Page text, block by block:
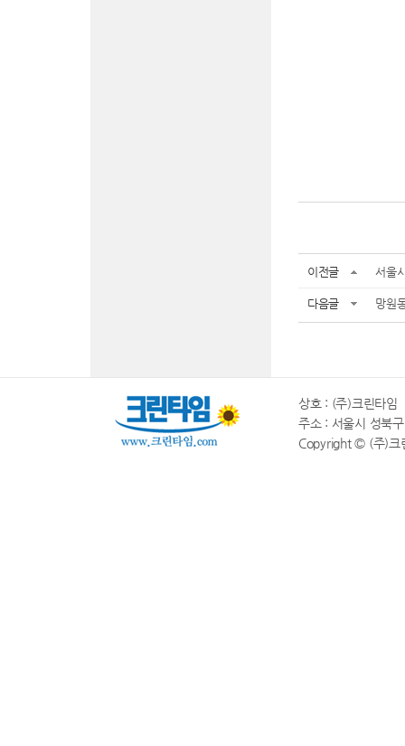
이전글 서울
다음글 망원
상호 : (주)크린타
주소 : 서울시 성북
Copyright © (주)크